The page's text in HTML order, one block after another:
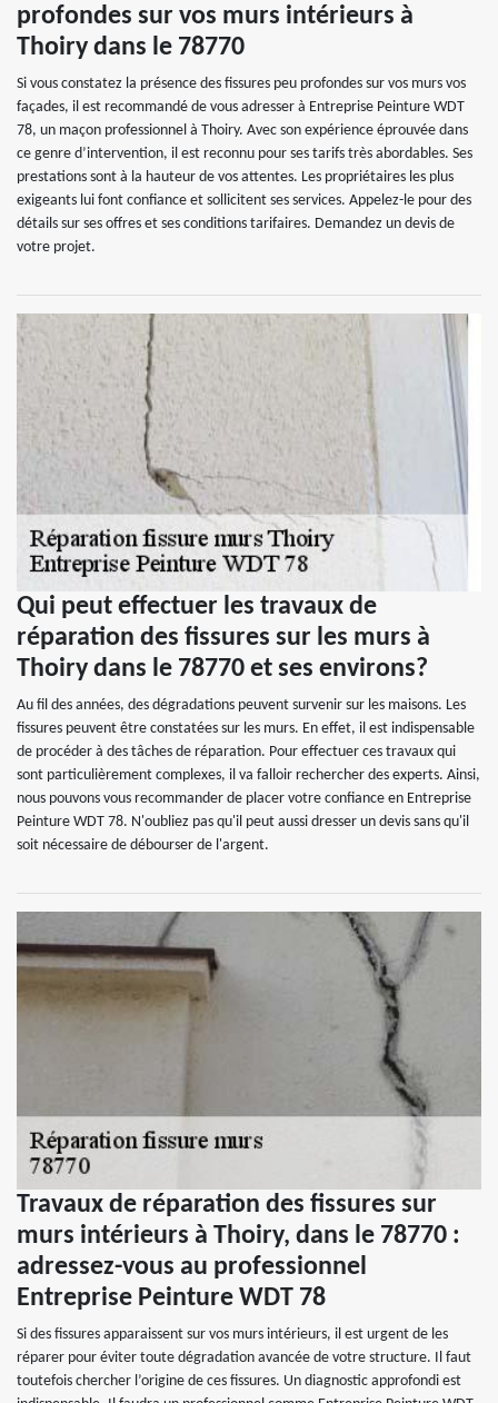
profondes sur vos murs intérieurs à
Thoiry dans le 78770
Si vous constatez la présence des fissures peu profondes sur vos murs vos
façades, il est recommandé de vous adresser à Entreprise Peinture WDT
78, un maçon professionnel à Thoiry. Avec son expérience éprouvée dans
ce genre d’intervention, il est reconnu pour ses tarifs très abordables. Ses
prestations sont à la hauteur de vos attentes. Les propriétaires les plus
exigeants lui font confiance et sollicitent ses services. Appelez-le pour des
détails sur ses offres et ses conditions tarifaires. Demandez un devis de
votre projet.
Qui peut effectuer les travaux de
réparation des fissures sur les murs à
Thoiry dans le 78770 et ses environs?
Au fil des années, des dégradations peuvent survenir sur les maisons. Les
fissures peuvent être constatées sur les murs. En effet, il est indispensable
de procéder à des tâches de réparation. Pour effectuer ces travaux qui
sont particulièrement complexes, il va falloir rechercher des experts. Ainsi,
nous pouvons vous recommander de placer votre confiance en Entreprise
Peinture WDT 78. N'oubliez pas qu'il peut aussi dresser un devis sans qu'il
soit nécessaire de débourser de l'argent.
Travaux de réparation des fissures sur
murs intérieurs à Thoiry, dans le 78770 :
adressez-vous au professionnel
Entreprise Peinture WDT 78
Si des fissures apparaissent sur vos murs intérieurs, il est urgent de les
réparer pour éviter toute dégradation avancée de votre structure. Il faut
toutefois chercher l’origine de ces fissures. Un diagnostic approfondi est